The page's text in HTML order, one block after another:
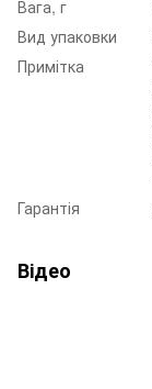
Вага, г
Вид упаковки
Примітка
Гарантія
Відео